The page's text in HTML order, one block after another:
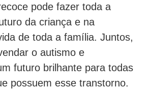
pode fazer toda a
da criança e na
de toda a família. Juntos,
o autismo e
futuro brilhante para todas
possuem esse transtorno.